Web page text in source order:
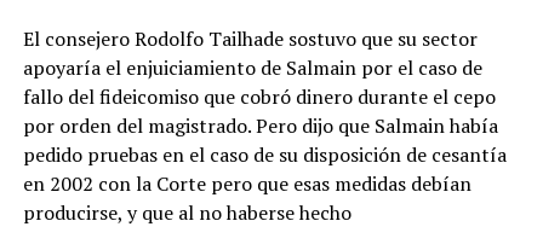
El consejero Rodolfo Tailhade sostuvo que su sector
apoyaría el enjuiciamiento de Salmain por el caso de
fallo del fideicomiso que cobró dinero durante el cepo
por orden del magistrado. Pero dijo que Salmain había
pedido pruebas en el caso de su disposición de cesantía
en 2002 con la Corte pero que esas medidas debían
producirse, y que al no haberse hecho